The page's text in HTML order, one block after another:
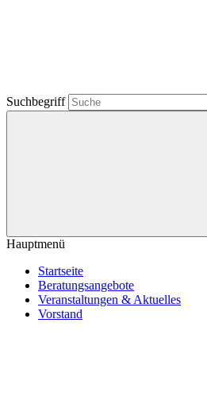
Suchbegriff
Hauptmenü
Startseite
Beratungsangebote
Veranstaltungen & Aktuelles
Vorstand